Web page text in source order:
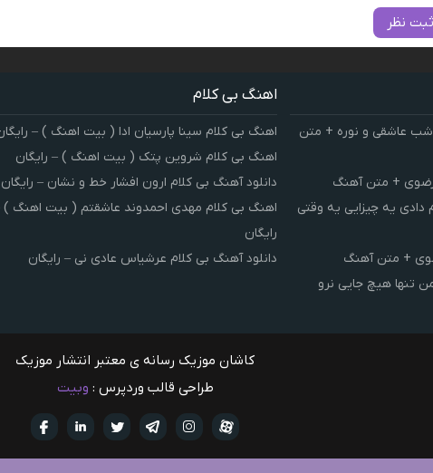
ثبت نظر
شب عاشقی و نوره + متن
رضوی + متن آهنگ
دادی یه چیزایی یه وقتی
+ متن آهنگ
تنها هیچ جایی نرو
اهنگ بی کلام
اهنگ بی کلام سینا پارسیان ادا ( بیت اهنگ ) –
اهنگ بی کلام شروین پتک ( بیت اهنگ ) – رایگان
دانلود آهنگ بی کلام ارون افشار خط و نشان – رایگان
اهنگ بی کلام مهدی احمدوند عاشقتم ( بیت اهنگ )
رایگان
دانلود آهنگ بی کلام عرشیاس عادی نی – رایگان
کاشان موزیک رسانه ی معتبر انتشار موزیک
طراحی قالب وردپرس : وبیت
تويتر تلگرام
اینستاگرام آپارات